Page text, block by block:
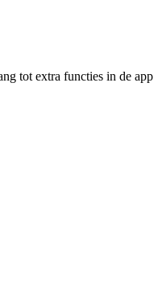
tot extra functies in de app